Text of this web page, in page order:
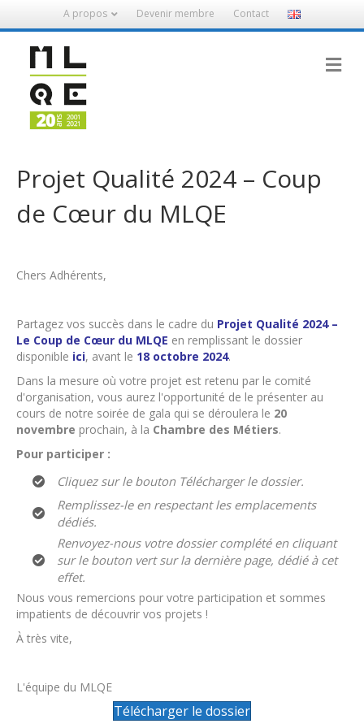
A propos Devenir membre Contact
Projet Qualité 2024 – Coup
de Cœur du MLQE
Chers Adhérents,
Partagez vos succès dans le cadre du Projet Qualité 2024 –
Le Coup de Cœur du MLQE en remplissant le dossier
disponible ici, avant le 18 octobre 2024.
Dans la mesure où votre projet est retenu par le comité
d'organisation, vous aurez l'opportunité de le présenter au
cours de notre soirée de gala qui se déroulera le 20
novembre prochain, à la Chambre des Métiers.
Pour participer :
Cliquez sur le bouton Télécharger le dossier.
Remplissez-le en respectant les emplacements
dédiés.
Renvoyez-nous votre dossier complété en cliquant
sur le bouton vert sur la dernière page, dédié à cet
effet.
Nous vous remercions pour votre participation et sommes
impatients de découvrir vos projets !
À très vite,
L'équipe du MLQE
Télécharger le dossier